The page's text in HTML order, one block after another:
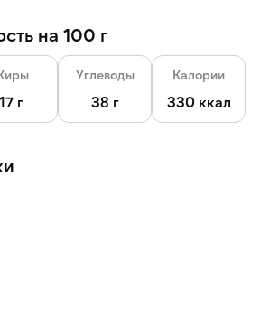
выпекается в духовом шкафу и
на 100 г
17 г
Углеводы
38 г
Калории
330 ккал